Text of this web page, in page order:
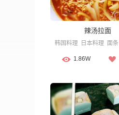
辣汤拉面
韩国料理 日本料理 面条
1.86W